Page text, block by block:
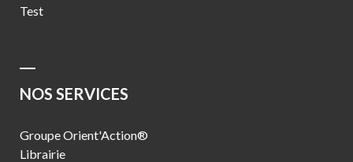
Test
NOS SERVICES
Groupe Orient'Action®
Librairie